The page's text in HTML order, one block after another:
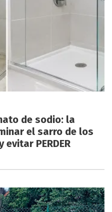
de sodio: la
el sarro de los
PERDER